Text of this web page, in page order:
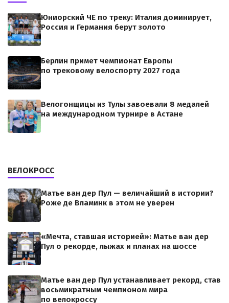
Юниорский ЧЕ по треку: Италия доминирует,
Россия и Германия берут золото
Берлин примет чемпионат Европы
по трековому велоспорту 2027 года
Велогонщицы из Тулы завоевали 8 медалей
на международном турнире в Астане
ВЕЛОКРОСС
Матье ван дер Пул — величайший в истории?
Роже де Вламинк в этом не уверен
«Мечта, ставшая историей»: Матье ван дер
Пул о рекорде, лыжах и планах на шоссе
Матье ван дер Пул устанавливает рекорд, став
восьмикратным чемпионом мира
по велокроссу